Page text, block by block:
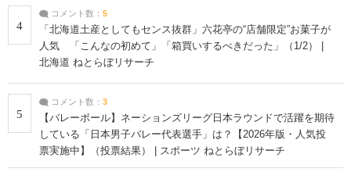
4
コメント数： 5
「北海道土産としてもセンス抜群」六花亭の“店舗限定”お菓子が
人気 「こんなの初めて」「箱買いするべきだった」（1/2） |
北海道 ねとらぼリサーチ
5
コメント数： 3
【バレーボール】ネーションズリーグ日本ラウンドで活躍を期待
している「日本男子バレー代表選手」は？【2026年版・人気投
票実施中】（投票結果） | スポーツ ねとらぼリサーチ